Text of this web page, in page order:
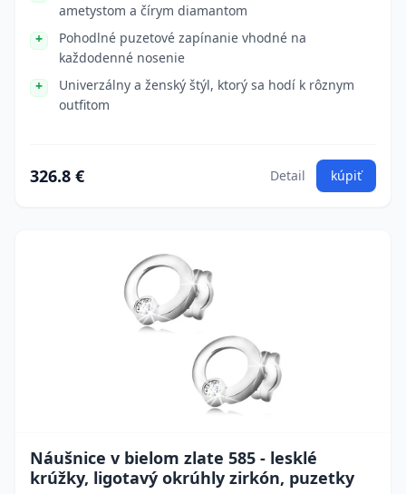
ametystom a čírym diamantom
Pohodlné puzetové zapínanie vhodné na
každodenné nosenie
Univerzálny a ženský štýl, ktorý sa hodí k rôznym
outfitom
326.8 € Detail kúpiť
Náušnice v bielom zlate 585 - lesklé
krúžky, ligotavý okrúhly zirkón, puzetky